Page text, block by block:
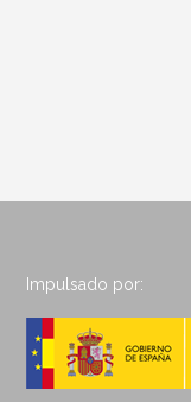
Impulsado por: